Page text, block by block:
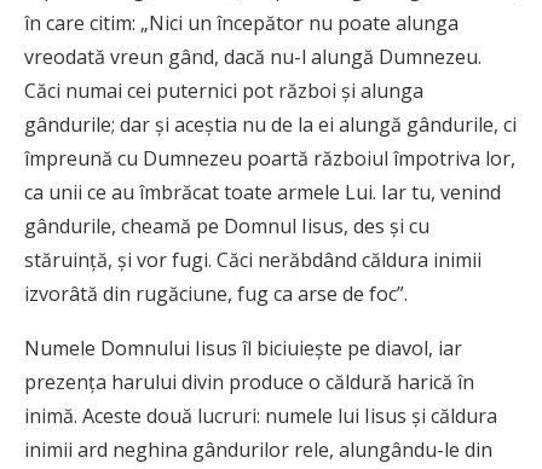
în care citim: „Nici un începător nu poate alunga
vreodată vreun gând, dacă nu-l alungă Dumnezeu.
Căci numai cei puternici pot război şi alunga
gândurile; dar şi aceştia nu de la ei alungă gândurile, ci
împreună cu Dumnezeu poartă războiul împotriva lor,
ca unii ce au îmbrăcat toate armele Lui. Iar tu, venind
gândurile, cheamă pe Domnul Iisus, des şi cu
stăruinţă, şi vor fugi. Căci nerăbdând căldura inimii
izvorâtă din rugăciune, fug ca arse de foc”.
Numele Domnului Iisus îl biciuieşte pe diavol, iar
prezenţa harului divin produce o căldură harică în
inimă. Aceste două lucruri: numele lui Iisus şi căldura
inimii ard neghina gândurilor rele, alungându-le din